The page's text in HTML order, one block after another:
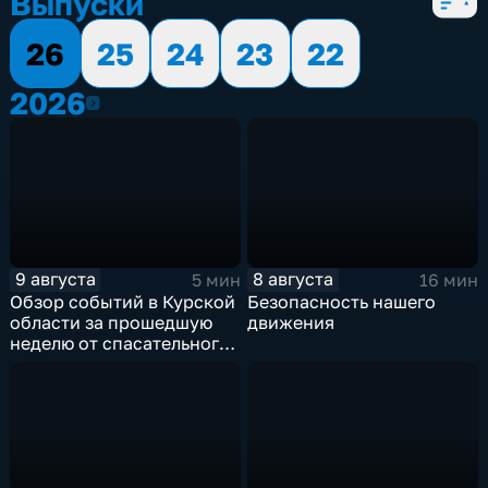
26
25 24 23
22
20262026
9 августа
5 мин
Обзор событий в Курской
области за прошедшую
неделю от спасательного
8 августа
16 мин
Безопасность нашего
движения